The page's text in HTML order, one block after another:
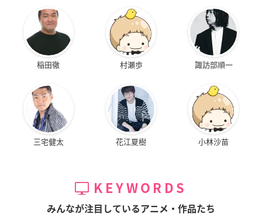
稲田徹 村瀬歩 諏訪部順一
三宅健太 花江夏樹 小林沙苗
KEYWORDS
みんなが注目しているアニメ・作品たち